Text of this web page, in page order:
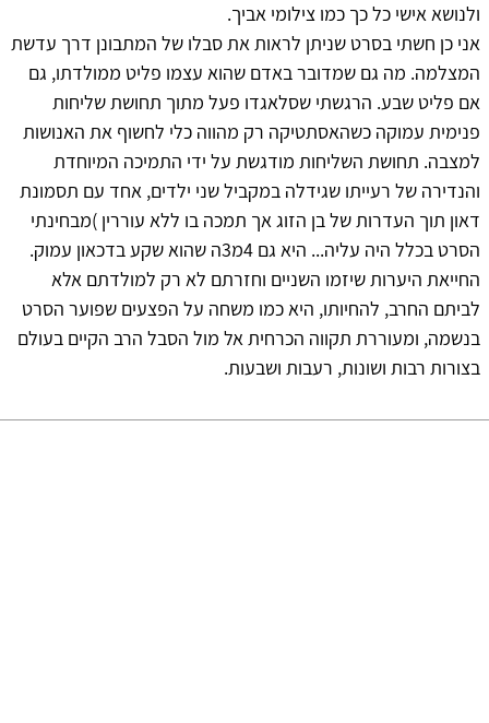
ולנושא אישי כל כך כמו צילומי אביך.
אני כן חשתי בסרט שניתן לראות את סבלו של המתבונן דרך עדשת
המצלמה. מה גם שמדובר באדם שהוא עצמו פליט ממולדתו, גם
אם פליט שבע. הרגשתי שסלאגדו פעל מתוך תחושת שליחות
פנימית עמוקה כשהאסתטיקה רק מהווה כלי לחשוף את האנושות
למצבה. תחושת השליחות מודגשת על ידי התמיכה המיוחדת
והנדירה של רעייתו שגידלה במקביל שני ילדים, אחד עם תסמונת
דאון תוך העדרות של בן הזוג אך תמכה בו ללא עוררין )מבחינתי
הסרט בכלל היה עליה... היא גם 4מ3ה שהוא שקע בדכאון עמוק.
החייאת היערות שיזמו השניים וחזרתם לא רק למולדתם אלא
לביתם החרב, להחיותו, היא כמו משחה על הפצעים שפוער הסרט
בנשמה, ומעוררת תקווה הכרחית אל מול הסבל הרב הקיים בעולם
בצורות רבות ושונות, רעבות ושבעות.